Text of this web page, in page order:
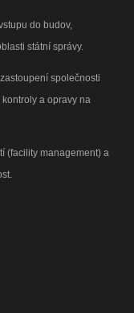
do budov,
státní správy.
společnosti
a opravy na
(facility management) a